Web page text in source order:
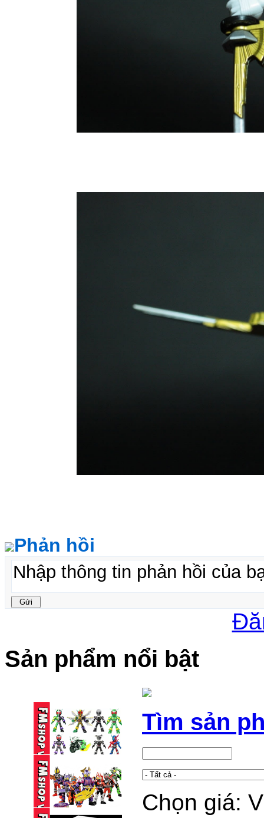
Phản hồi
Sản phẩm nổi bật
BLINDBOX BLOKEES
KAMEN RIDER ...
Tìm sản
Chọn giá: